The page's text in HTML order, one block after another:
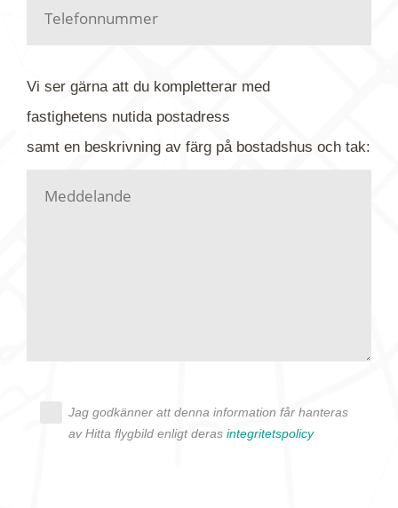
Har du kanske en urblekt flygbild ber vi dig titta på
gärna av tavlan och bifoga bilden. Skicka sedan
din förfrågan till oss.
kontaktar dig så fort vi kan, givetvis utan
Vi ser gärna att du kompletterar med
fastighetens nutida postadress
samt en beskrivning av färg på bostadshus och tak:
Jag godkänner att denna information får hanteras
av Hitta flygbild enligt deras integritetspolicy